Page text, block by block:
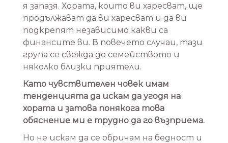
я запазя. Хората, които ви харесват, ще
продължават да ви харесват и да ви
подкрепят независимо какви са
финансите ви. В повечето случаи, тази
група се свежда до семейството и
няколко близки приятели.
Като чувствителен човек имам
тенденцията да искам да угодя на
хората и затова понякога това
обяснение ми е трудно да го възприема.
Но не искам да се обричам на бедност и